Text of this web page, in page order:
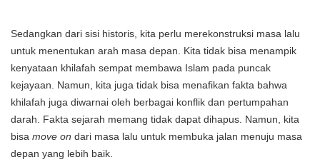
Sedangkan dari sisi historis, kita perlu merekonstruksi masa lalu
untuk menentukan arah masa depan. Kita tidak bisa menampik
kenyataan khilafah sempat membawa Islam pada puncak
kejayaan. Namun, kita juga tidak bisa menafikan fakta bahwa
khilafah juga diwarnai oleh berbagai konflik dan pertumpahan
darah. Fakta sejarah memang tidak dapat dihapus. Namun, kita
bisa move on dari masa lalu untuk membuka jalan menuju masa
depan yang lebih baik.